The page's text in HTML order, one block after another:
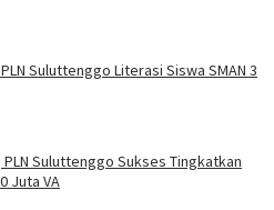
Suluttenggo Literasi Siswa SMAN 3
PLN Suluttenggo Sukses Tingkatkan
Juta VA